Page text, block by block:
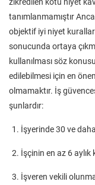
tanımlanmamıştır
objektif iyi niyet
sonucunda ortaya
kullanılması söz
edilebilmesi için en
olmamaktır. İş
şunlardır:
İşyerinde 30 ve
İşçinin en az 6 aylık
İşveren vekili